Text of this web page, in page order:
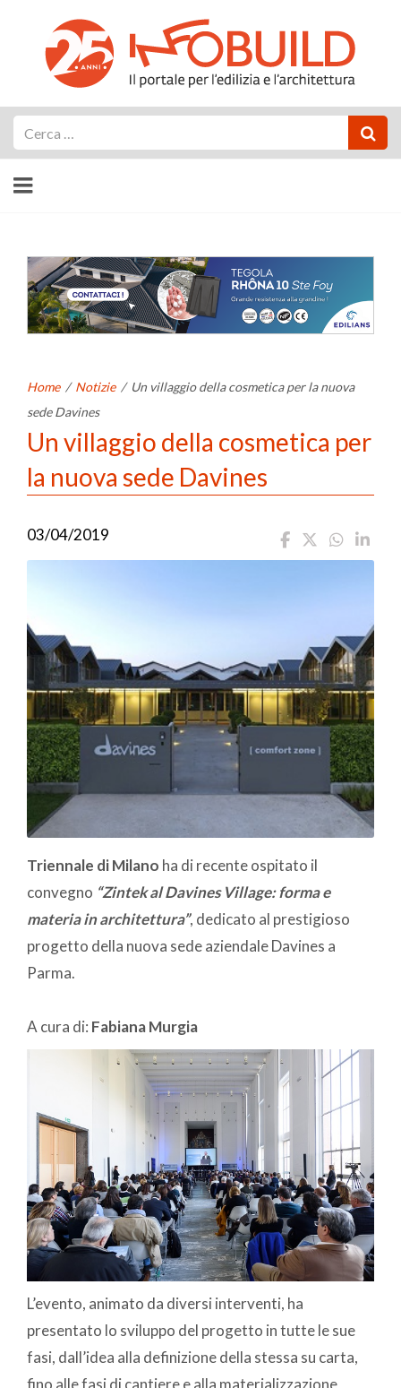
Home / Notizie / Un villaggio della cosmetica per la nuova
sede Davines
Un villaggio della cosmetica per
la nuova sede Davines
03/04/2019
Triennale di Milano ha di recente ospitato il
convegno “Zintek al Davines Village: forma e
materia in architettura”, dedicato al prestigioso
progetto della nuova sede aziendale Davines a
Parma.
A cura di: Fabiana Murgia
L’evento, animato da diversi interventi, ha
presentato lo sviluppo del progetto in tutte le sue
fasi, dall’idea alla definizione della stessa su carta,
fino alle fasi di cantiere e alla materializzazione